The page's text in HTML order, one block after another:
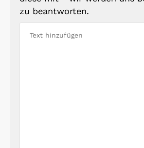
zu beantworten.